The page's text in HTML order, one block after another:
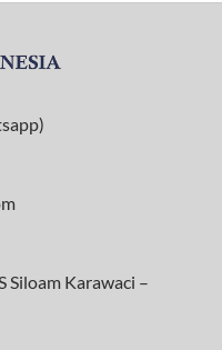
Siloam Karawaci –